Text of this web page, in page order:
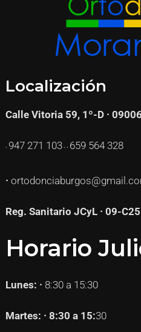
Localización
Calle Vitoria 59, 1º-D ·
· 947 271 103 · · 659 564 328
·
Reg. Sanitario JCyL · 09-
Horario
Lunes: · 8:30 a 15:30
Martes: · 8:30 a 15:30